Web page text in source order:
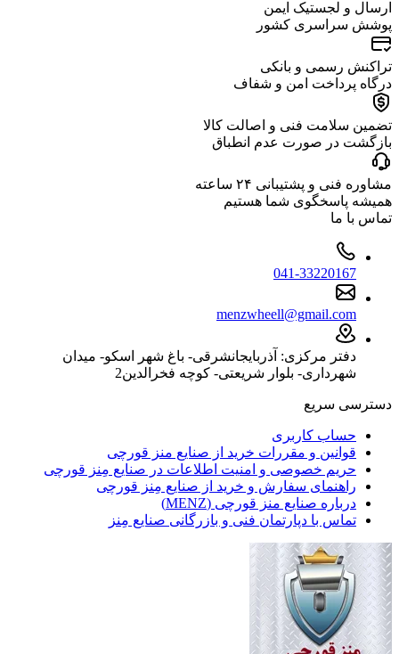
ارسال و لجستیک ایمن
پوشش سراسری کشور
تراکنش رسمی و بانکی
درگاه پرداخت امن و شفاف
تضمین سلامت فنی و اصالت کالا
بازگشت در صورت عدم انطباق
مشاوره فنی و پشتیبانی ۲۴ ساعته
همیشه پاسخگوی شما هستیم
تماس با ما
041-33220167
menzwheell@gmail.com
دفتر مرکزی: آذربایجانشرقی- باغ شهر اسکو- میدان
شهرداری- بلوار شریعتی- کوچه فخرالدین2
دسترسی سریع
حساب کاربری
قوانین و مقررات خرید از صنایع منز قورچی
حریم خصوصی و امنیت اطلاعات در صنایع مِنز قورچی
راهنمای سفارش و خرید از صنایع مِنز قورچی
درباره صنایع منز قورچی (MENZ)
تماس با دپارتمان فنی و بازرگانی صنایع مِنز